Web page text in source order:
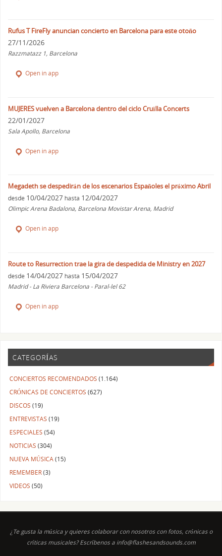
Rufus T FireFly anuncian concierto en Barcelona para este otoño
27/11/2026
Razzmatazz 1, Barcelona
Open in app
MUJERES vuelven a Barcelona dentro del ciclo Cruïlla Concerts
22/01/2027
Sala Apollo, Barcelona
Open in app
Megadeth se despedirán de los escenarios Españoles el próximo Abril
desde 10/04/2027 hasta 12/04/2027
Olimpic Arena Badalona, Barcelona Movistar Arena, Madrid
Open in app
Route to Resurrection trae la gira de despedida de Ministry en 2027
desde 14/04/2027 hasta 15/04/2027
Madrid - La Riviera Barcelona - Paral-lel 62
Open in app
CATEGORÍAS
CONCIERTOS RECOMENDADOS (1.164)
CRÓNICAS DE CONCIERTOS (627)
DISCOS (19)
ENTREVISTAS (19)
ESPECIALES (54)
NOTICIAS (304)
NUEVA MÚSICA(15)
REMEMBER(3)
VIDEOS (50)
¿Te gusta la música y quieres colaborar con nosotros con fotos, crónicas o
críticas musicales? Escríbenos a info@flashesandsounds.com